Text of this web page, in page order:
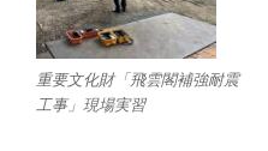
重要文化財「飛雲閣補強耐震
工事」現場実習